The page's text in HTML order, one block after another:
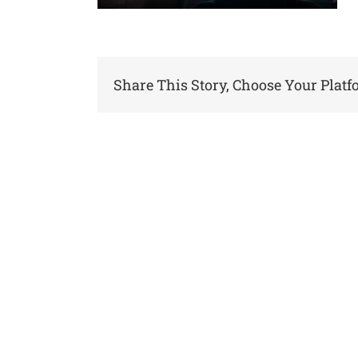
Share This Story, Choose Your